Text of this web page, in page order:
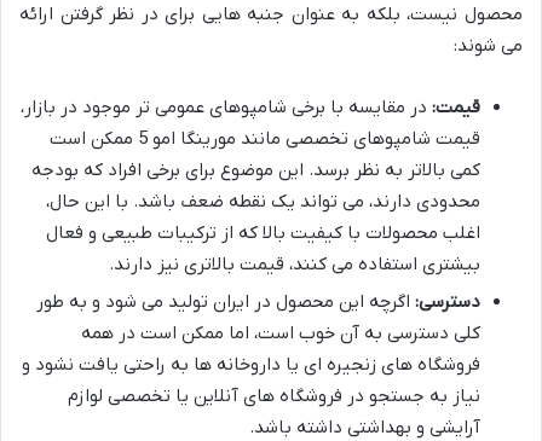
محصول نیست، بلکه به عنوان جنبه هایی برای در نظر گرفتن ارائه
می شوند:
قیمت: در مقایسه با برخی شامپوهای عمومی تر موجود در بازار،
قیمت شامپوهای تخصصی مانند مورینگا امو 5 ممکن است
کمی بالاتر به نظر برسد. این موضوع برای برخی افراد که بودجه
محدودی دارند، می تواند یک نقطه ضعف باشد. با این حال،
اغلب محصولات با کیفیت بالا که از ترکیبات طبیعی و فعال
بیشتری استفاده می کنند، قیمت بالاتری نیز دارند.
دسترسی: اگرچه این محصول در ایران تولید می شود و به طور
کلی دسترسی به آن خوب است، اما ممکن است در همه
فروشگاه های زنجیره ای یا داروخانه ها به راحتی یافت نشود و
نیاز به جستجو در فروشگاه های آنلاین یا تخصصی لوازم
آرایشی و بهداشتی داشته باشد.